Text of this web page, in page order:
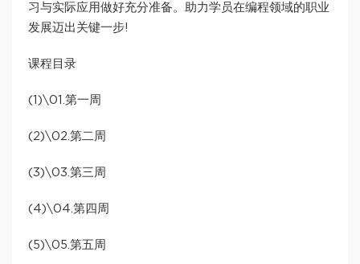
习与实际应用做好充分准备。助力学员在编程领域的职业
发展迈出关键一步!
课程目录
(1)\01.第一周
(2)\02.第二周
(3)\03.第三周
(4)\04.第四周
(5)\05.第五周